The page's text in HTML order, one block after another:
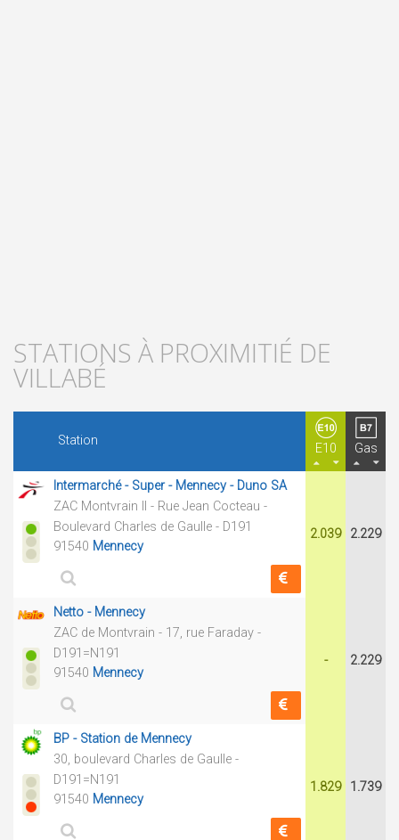
STATIONS À PROXIMITIÉ DE
VILLABÉ
Station
E10 Gas
Intermarché - Super - Mennecy - Duno SA
ZAC Montvrain II - Rue Jean Cocteau -
Boulevard Charles de Gaulle - D191
91540 Mennecy
2.039 2.229
Netto - Mennecy
ZAC de Montvrain - 17, rue Faraday -
D191=N191
91540 Mennecy
- 2.229
BP - Station de Mennecy
30, boulevard Charles de Gaulle -
D191=N191
91540 Mennecy
1.829 1.739